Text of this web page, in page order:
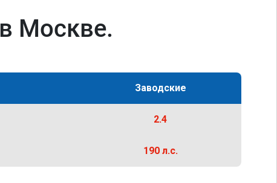
Москве.
Заводские
2.4
190 л.с.